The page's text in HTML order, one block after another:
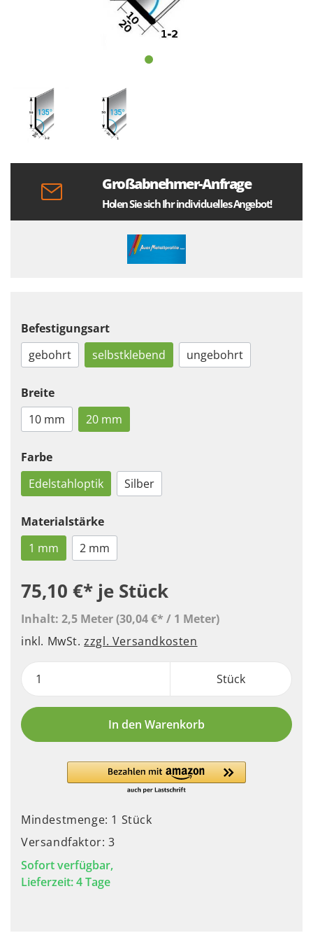
Großabnehmer-Anfrage
Holen Sie sich Ihr individuelles Angebot!
Befestigungsart
gebohrt
selbstklebend ungebohrt
Breite
10 mm
20 mm
Farbe
Edelstahloptik
Silber
Materialstärke
1 mm
2 mm
75,10 €* je Stück
Inhalt: 2,5 Meter(30,04 €* / 1 Meter)
inkl. MwSt.zzgl. Versandkosten
Stück
In den Warenkorb
Mindestmenge: 1 Stück
Versandfaktor: 3
Sofort verfügbar,
Lieferzeit: 4 Tage